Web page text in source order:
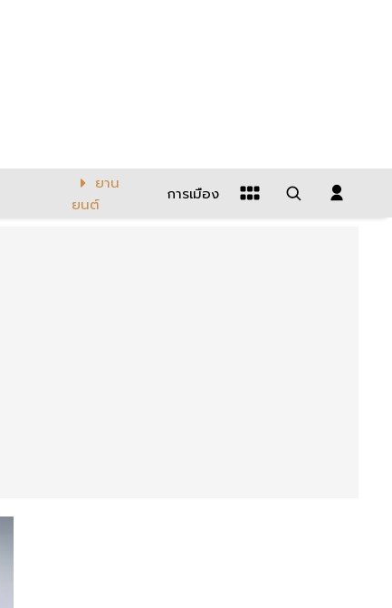
ยาน
ยนต์
การเมือง